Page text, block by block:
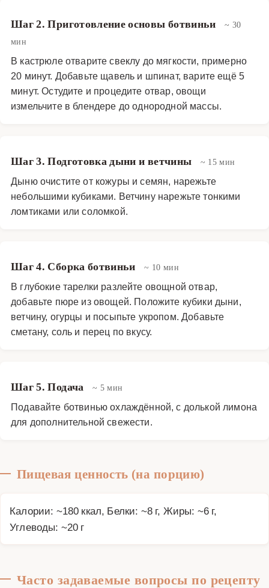
Шаг 2. Приготовление основы ботвиньи
~ 30
мин
В кастрюле отварите свеклу до мягкости, примерно
20 минут. Добавьте щавель и шпинат, варите ещё 5
минут. Остудите и процедите отвар, овощи
измельчите в блендере до однородной массы.
Шаг 3. Подготовка дыни и ветчины ~ 15 мин
Дыню очистите от кожуры и семян, нарежьте
небольшими кубиками. Ветчину нарежьте тонкими
ломтиками или соломкой.
Шаг 4. Сборка ботвиньи ~ 10 мин
В глубокие тарелки разлейте овощной отвар,
добавьте пюре из овощей. Положите кубики дыни,
ветчину, огурцы и посыпьте укропом. Добавьте
сметану, соль и перец по вкусу.
Шаг 5. Подача ~ 5 мин
Подавайте ботвинью охлаждённой, с долькой лимона
для дополнительной свежести.
Пищевая ценность (на порцию)
Калории: ~180 ккал, Белки: ~8 г, Жиры: ~6 г,
Углеводы: ~20 г
Часто задаваемые вопросы по рецепту